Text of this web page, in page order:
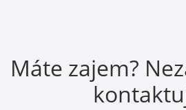
Máte zajem?